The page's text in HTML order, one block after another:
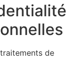
de